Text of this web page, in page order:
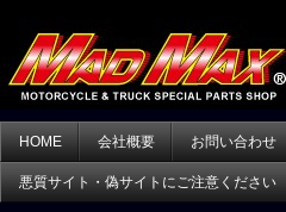
HOME 会社概要 お問い合わせ
悪質サイト・偽サイトにご注意ください